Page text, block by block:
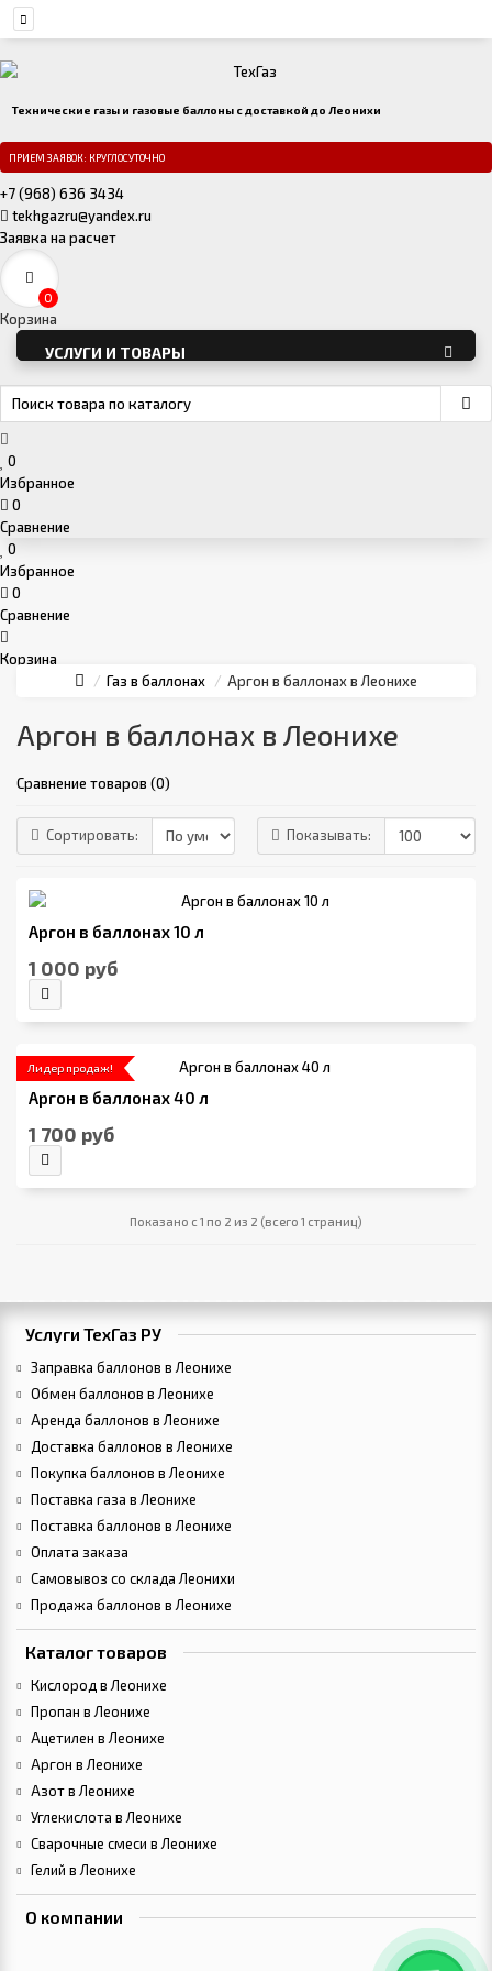
Технические газы и газовые баллоны с доставкой до Леонихи
ПРИЕМ ЗАЯВОК: КРУГЛОСУТОЧНО
+7 (968) 636 3434
tekhgazru@yandex.ru
Заявка на расчет
0
Корзина
УСЛУГИ И ТОВАРЫ
0
Избранное
0
Сравнение
0
Избранное
0
Сравнение
Корзина
Газ в баллонах
Аргон в баллонах в Леонихе
Аргон в баллонах в Леонихе
Сравнение товаров (0)
Сортировать: Показывать:
Аргон в баллонах 10 л
1 000 руб
Лидер продаж!
Аргон в баллонах 40 л
1 700 руб
Показано с 1 по 2 из 2 (всего 1 страниц)
Услуги ТехГаз РУ
Заправка баллонов в Леонихе
Обмен баллонов в Леонихе
Аренда баллонов в Леонихе
Доставка баллонов в Леонихе
Покупка баллонов в Леонихе
Поставка газа в Леонихе
Поставка баллонов в Леонихе
Оплата заказа
Самовывоз со склада Леонихи
Продажа баллонов в Леонихе
Каталог товаров
Кислород в Леонихе
Пропан в Леонихе
Ацетилен в Леонихе
Аргон в Леонихе
Азот в Леонихе
Углекислота в Леонихе
Сварочные смеси в Леонихе
Гелий в Леонихе
О компании